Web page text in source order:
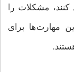
کنند، مشکلات را
مهارت‌ها برای